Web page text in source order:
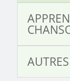
AUTRES